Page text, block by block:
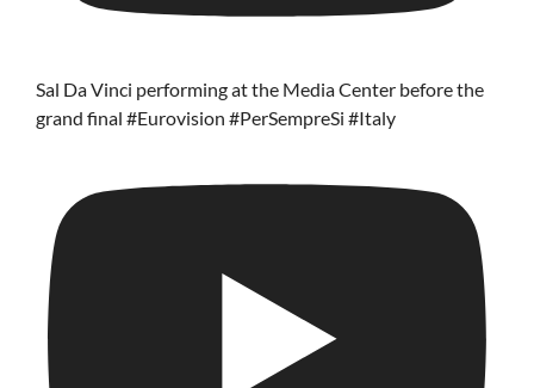
Sal Da Vinci performing at the Media Center before the
grand final #Eurovision #PerSempreSi #Italy